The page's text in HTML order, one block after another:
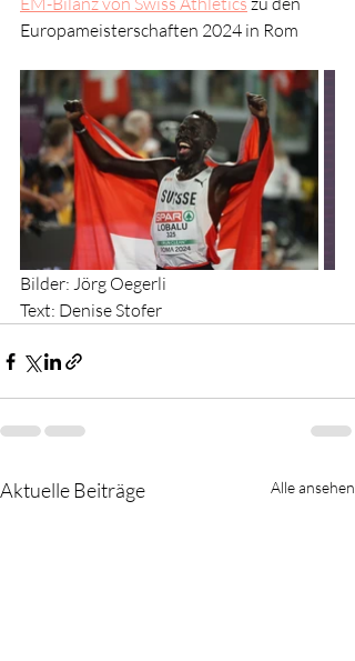
Europameisterschaften 2024 in Rom
Bilder: Jörg Oegerli
Text: Denise Stofer
Aktuelle Beiträge Alle ansehen